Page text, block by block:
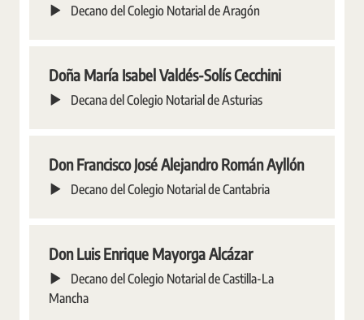
Decano del Colegio Notarial de Aragón
Doña María Isabel Valdés-Solís Cecchini
Decana del Colegio Notarial de Asturias
Don Francisco José Alejandro Román Ayllón
Decano del Colegio Notarial de Cantabria
Don Luis Enrique Mayorga Alcázar
Decano del Colegio Notarial de Castilla-La
Mancha